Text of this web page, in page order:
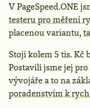
V PageSpeed.ONE
testeru pro měření
placenou variantu,
Stojí kolem 5 tis. Kč
Postavili jsme jej
vývojáře a to na
poradenstvím k